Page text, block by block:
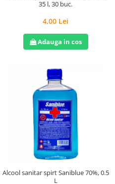
35 l, 30 buc.
4,00 Lei
Adauga in cos
Alcool sanitar spirt Saniblue 70%, 0.5
L